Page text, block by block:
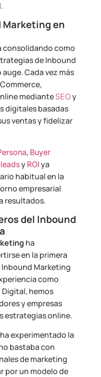
Marketing en
consolidando como
de Inbound
Cada vez más
mediante SEO y
digitales basadas
ventas y fidelizar
, Buyer
leadsy ROI ya
habitual en la
empresarial
resultados.
del Inbound
ha
en la primera
Marketing
como
hemos
y empresas
estrategias online.
experimentado la
bastaba con
de marketing
por un modelo de